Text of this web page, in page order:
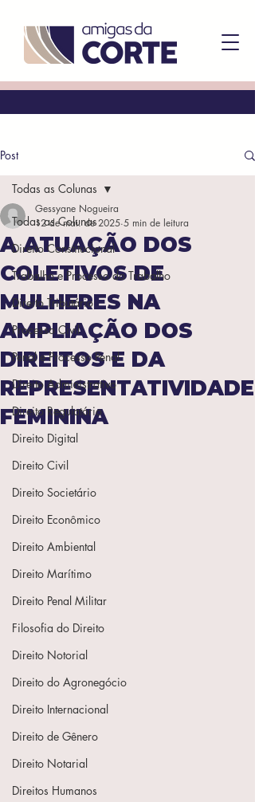
Post
Todas as Colunas
Direito Constitucional
Trabalho e Processo do Trabalho
Direito Tributário
Processo Civil
Penal e Processo Penal
Direito Administrativo
Direito Regulatório
Direito Digital
Direito Civil
Direito Societário
Direito Econômico
Direito Ambiental
Direito Marítimo
Direito Penal Militar
Filosofia do Direito
Direito Notorial
Direito do Agronegócio
Direito Internacional
Direito de Gênero
Direito Notarial
Direitos Humanos
Todas as Colunas
A ATUAÇÃO DOS
COLETIVOS DE
MULHERES NA
AMPLIAÇÃO DOS
DIREITOS E DA
REPRESENTATIVIDADE
FEMININA
Gessyane Nogueira
12 de mai. de 2025 5 min de leitura